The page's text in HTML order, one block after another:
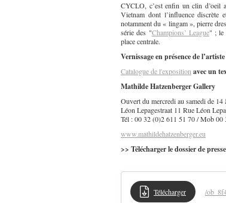
CYCLO, c’est enfin un clin d’oeil
Vietnam dont l’influence discrète
notamment du « lingam », pierre
série des "Champions’ League" ; le
place centrale.
Vernissage en présence de
Catalogue de l'exposition avec un
Mathilde Hatzenberger Gallery
Ouvert du mercredi au samedi de
Léon Lepagestraat 11 Rue Léon
Tél : 00 32 (0)2 611 51 70 / Mob 00
www.mathildehatzenberger.eu
>> Télécharger le dossier de
Télécharger /